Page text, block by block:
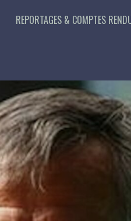
REPORTAGES & COMPTES